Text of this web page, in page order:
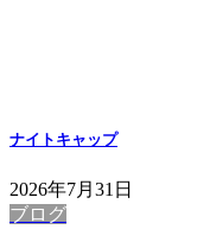
ナイトキャップ
2026年7月31日
ブログ